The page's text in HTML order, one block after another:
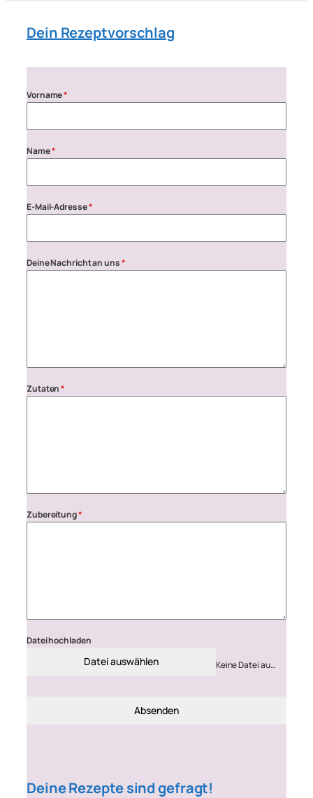
Dein Rezeptvorschlag
Vorname*
Name*
E-Mail-Adresse*
Deine Nachricht an uns*
Zutaten*
Zubereitung*
Datei hochladen
Datei auswählen Keine Datei ausgewählt
Absenden
Deine Rezepte sind gefragt!